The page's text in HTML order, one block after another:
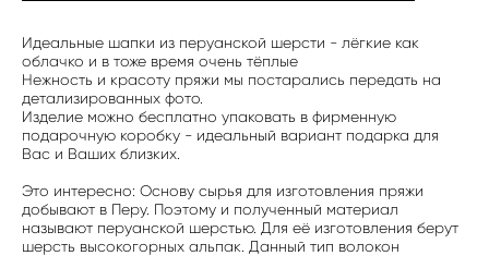
Идеальные шапки из перуанской шерсти - лёгкие как
облачко и в тоже время очень тёплые
Нежность и красоту пряжи мы постарались передать на
детализированных фото.
Изделие можно бесплатно упаковать в фирменную
подарочную коробку - идеальный вариант подарка для
Вас и Ваших близких.
Это интересно: Основу сырья для изготовления пряжи
добывают в Перу. Поэтому и полученный материал
называют перуанской шерстью. Для её изготовления берут
шерсть высокогорных альпак. Данный тип волокон